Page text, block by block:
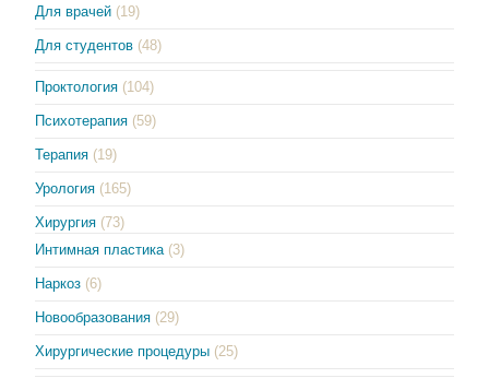
Для врачей (19)
Для студентов (48)
Проктология (104)
Психотерапия (59)
Терапия (19)
Урология (165)
Хирургия (73)
Интимная пластика (3)
Наркоз (6)
Новообразования (29)
Хирургические процедуры (25)